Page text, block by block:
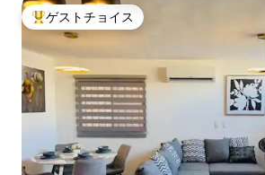
大好評のゲストチョイスです。
ゲストチョイス